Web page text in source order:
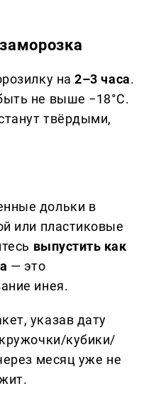
на2–3 часа.
не выше −18°C.
твёрдыми,
дольки в
или пластиковые
выпустить как
— это
инея.
указав дату
кубики/
месяц уже не